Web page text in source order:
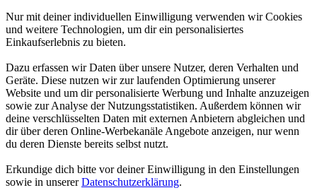
Nur mit deiner individuellen Einwilligung verwenden wir Cookies
und weitere Technologien, um dir ein personalisiertes
Einkaufserlebnis zu bieten.
Dazu erfassen wir Daten über unsere Nutzer, deren Verhalten und
Geräte. Diese nutzen wir zur laufenden Optimierung unserer
Website und um dir personalisierte Werbung und Inhalte anzuzeigen
sowie zur Analyse der Nutzungsstatistiken. Außerdem können wir
deine verschlüsselten Daten mit externen Anbietern abgleichen und
dir über deren Online-Werbekanäle Angebote anzeigen, nur wenn
du deren Dienste bereits selbst nutzt.
Erkundige dich bitte vor deiner Einwilligung in den Einstellungen
sowie in unsererDatenschutzerklärung.